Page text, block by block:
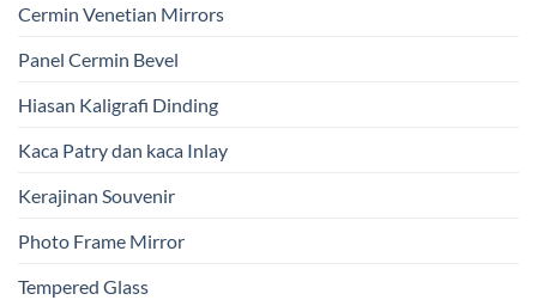
Cermin Venetian Mirrors
Panel Cermin Bevel
Hiasan Kaligrafi Dinding
Kaca Patry dan kaca Inlay
Kerajinan Souvenir
Photo Frame Mirror
Tempered Glass